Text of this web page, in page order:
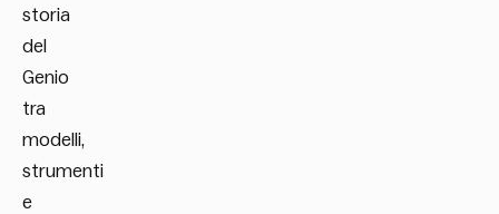
storia
del
Genio
tra
modelli,
strumenti
e